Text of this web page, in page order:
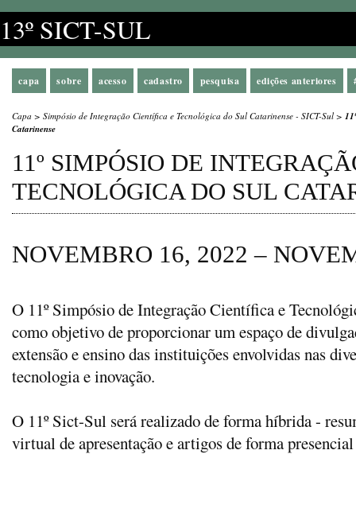
13º SICT-SUL
capa sobre acesso cadastro pesquisa edições anteriores
Capa > Simpósio de Integração Científica e Tecnológica do Sul Catarinense - SICT-Sul >
Catarinense
11º SIMPÓSIO DE
TECNOLÓGICA DO SUL
NOVEMBRO 16, 2022 –
O 11º Simpósio de Integração Científica e
como objetivo de proporcionar um espaço de
extensão e ensino das instituições envolvidas nas
tecnologia e inovação.
O 11º Sict-Sul será realizado de forma híbrida -
virtual de apresentação e artigos de forma